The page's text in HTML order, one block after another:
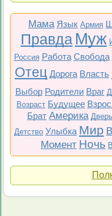
Мама Язык Армия
Правда Муж
Россия Работа Свобода
Отец Дорога Власть
Выбор Родители Враг
Возраст Будущее
Брат Америка Дверь
Детство Улыбка Мир
Момент Ночь